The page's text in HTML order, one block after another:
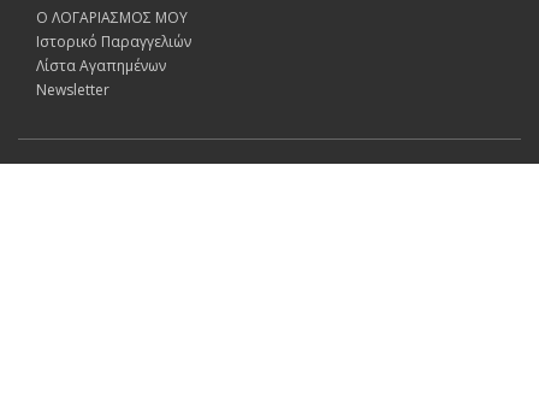
Ο ΛΟΓΑΡΙΑΣΜΟΣ ΜΟΥ
Ιστορικό Παραγγελιών
Λίστα Αγαπημένων
Newsletter